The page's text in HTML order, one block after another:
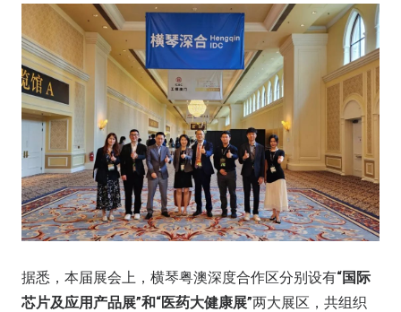
据悉，本届展会上，横琴粤澳深度合作区分别设有“国际
芯片及应用产品展”和“医药大健康展”两大展区，共组织